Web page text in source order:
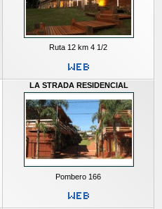
Ruta 12 km 4 1/2
LA STRADA RESIDENCIAL
Pombero 166